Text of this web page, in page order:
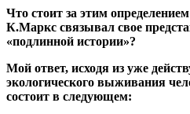
Что стоит за этим
К.Маркс связывал свое
«подлинной истории»?
Мой ответ, исходя из уже
экологического выживания
состоит в следующем: